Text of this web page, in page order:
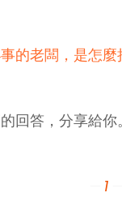
的老闆，是怎
回答，分享給你。
1